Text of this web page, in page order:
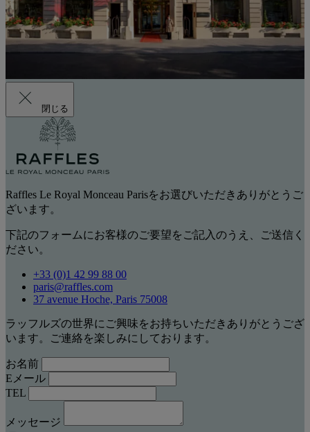
閉じる
Raffles Le Royal Monceau Parisをお選びいただきありがとうご
ざいます。
下記のフォームにお客様のご要望をご記入のうえ、ご送信く
ださい。
+33 (0)1 42 99 88 00
paris@raffles.com
37 avenue Hoche, Paris 75008
ラッフルズの世界にご興味をお持ちいただきありがとうござ
います。ご連絡を楽しみにしております。
お名前
Eメール
TEL
メッセージ